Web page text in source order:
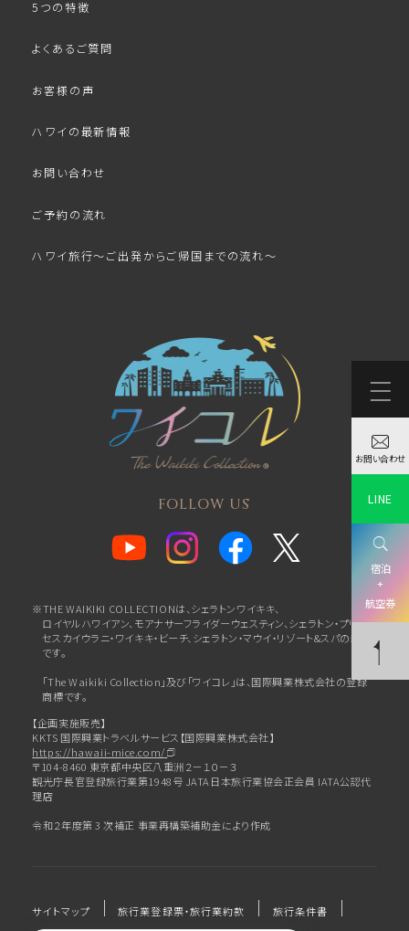
5つの特徴
よくあるご質問
お客様の声
ハワイの最新情報
お問い合わせ
ご予約の流れ
ハワイ旅行～ご出発からご帰国までの流れ～
FOLLOW US
※THE WAIKIKI COLLECTIONは、シェラトンワイキキ、
ロイヤルハワイアン、モアナサーフライダーウェスティン、シェラトン・プリン
セスカイウラニ・ワイキキ・ビーチ、シェラトン・マウイ・リゾート&スパの総称
です。
「The Waikiki Collection」及び「ワイコレ」は、国際興業株式会社の登録
商標です。
【企画実施販売】
KKTS 国際興業トラベルサービス【国際興業株式会社】
https://hawaii-mice.com/
〒104-8460 東京都中央区八重洲２－１０－３
観光庁長官登録旅行業第1948号 JATA日本旅行業協会正会員 IATA公認代
理店
令和２年度第 3 次補正 事業再構築補助金により作成
サイトマップ 旅行業登録票・旅行業約款 旅行条件書
お問い合わせ
LINE
宿泊
+
航空券